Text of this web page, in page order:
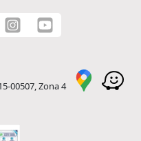
00507, Zona 4